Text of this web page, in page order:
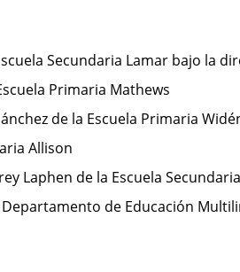
Secundaria Lamar bajo la
Primaria Mathews
de la Escuela Primaria
Allison
Laphen de la Escuela
de Educación